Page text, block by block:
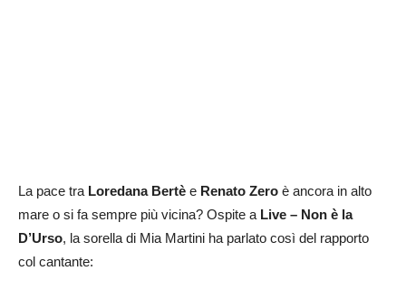
La pace tra Loredana Bertè e Renato Zero è ancora in alto
mare o si fa sempre più vicina? Ospite a Live – Non è la
D’Urso, la sorella di Mia Martini ha parlato così del rapporto
col cantante: